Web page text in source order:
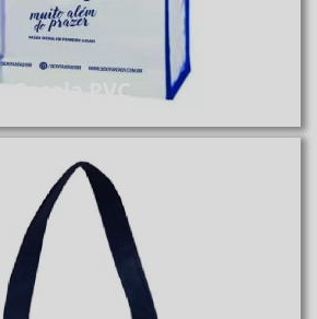
Sacola PVC
TNT 60 GRAMAS